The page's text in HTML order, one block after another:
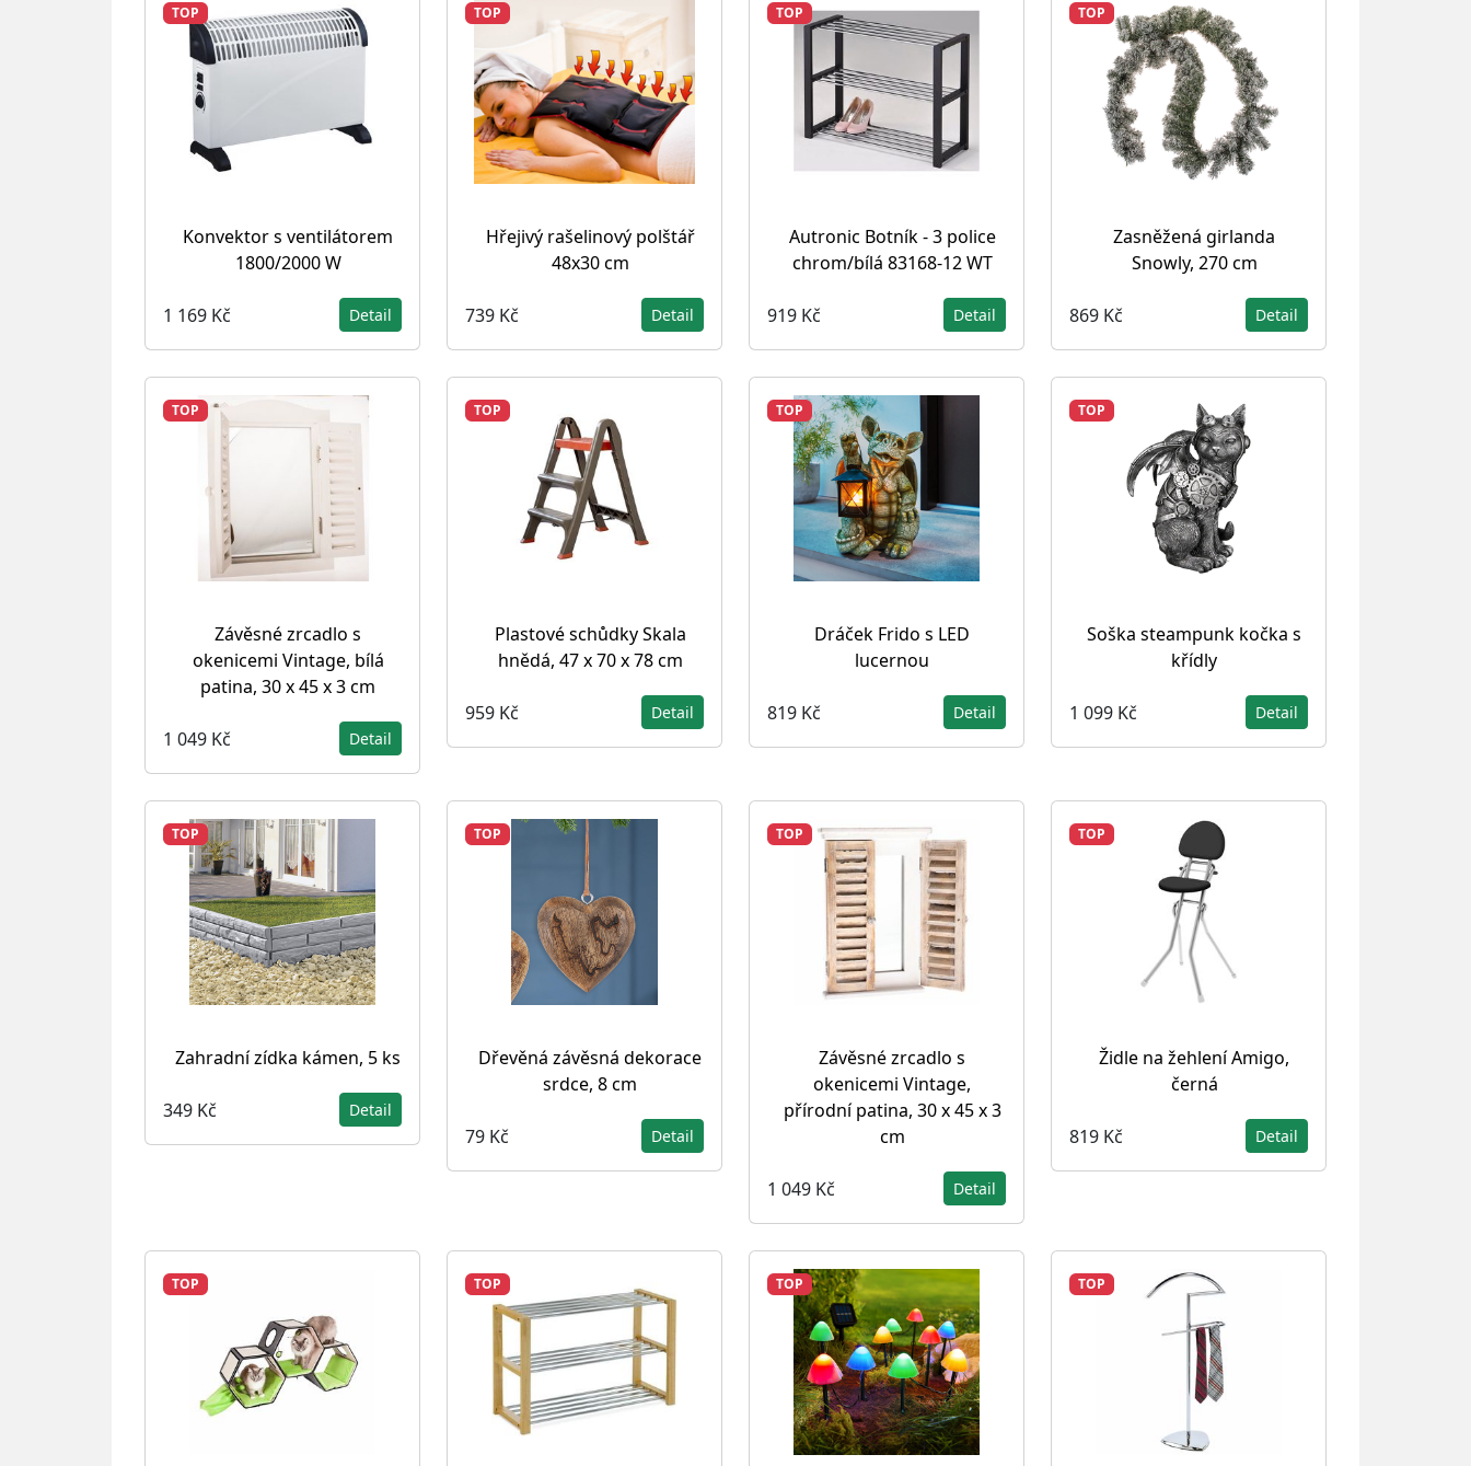
TOP
Konvektor s ventilátorem
1800/2000 W
1 169 Kč Detail
TOP
Hřejivý rašelinový polštář
48x30 cm
739 Kč Detail
TOP
Autronic Botník - 3 police
chrom/bílá 83168-12 WT
919 Kč Detail
TOP
Zasněžená girlanda
Snowly, 270 cm
869 Kč Detail
TOP
Závěsné zrcadlo s
okenicemi Vintage, bílá
patina, 30 x 45 x 3 cm
1 049 Kč Detail
TOP
Plastové schůdky Skala
hnědá, 47 x 70 x 78 cm
959 Kč Detail
TOP
Dráček Frido s LED
lucernou
819 Kč Detail
TOP
Soška steampunk kočka s
křídly
1 099 Kč Detail
TOP
Zahradní zídka kámen, 5 ks
349 Kč Detail
TOP
Dřevěná závěsná dekorace
srdce, 8 cm
79 Kč Detail
TOP
Závěsné zrcadlo s
okenicemi Vintage,
přírodní patina, 30 x 45 x 3
cm
1 049 Kč Detail
TOP
Židle na žehlení Amigo,
černá
819 Kč Detail
TOP TOP TOP TOP